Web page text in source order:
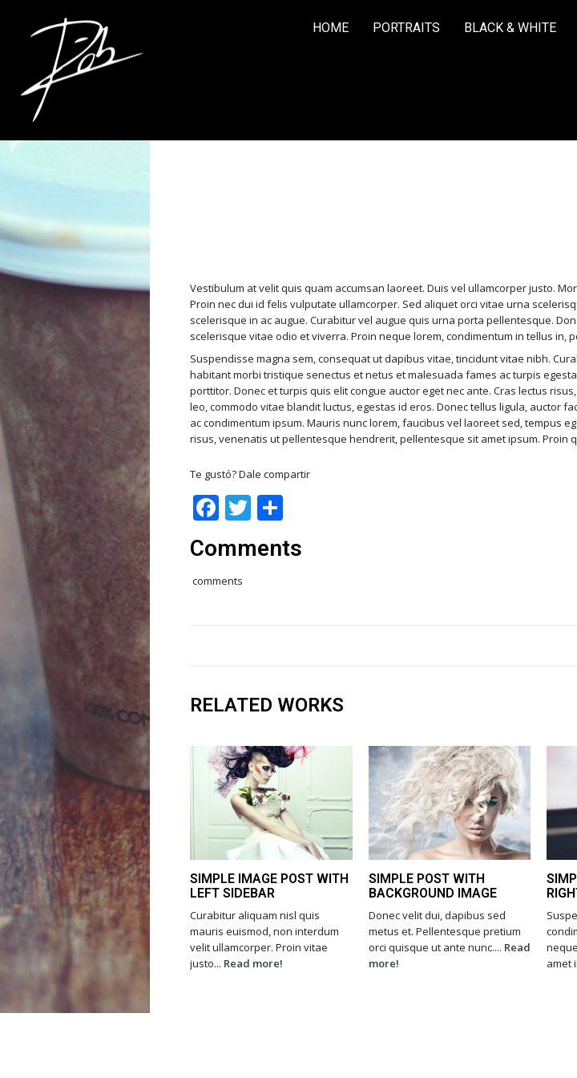
HOME PORTRAITS BLACK & WHITE
Vestibulum at velit quis quam accumsan laoreet. Duis vel ullamcorper justo.
Proin nec dui id felis vulputate ullamcorper. Sed aliquet orci vitae urna
scelerisque in ac augue. Curabitur vel augue quis urna porta pellentesque.
scelerisque vitae odio et viverra. Proin neque lorem, condimentum in tellus in,
Suspendisse magna sem, consequat ut dapibus vitae, tincidunt vitae nibh.
habitant morbi tristique senectus et netus et malesuada fames ac turpis
porttitor. Donec et turpis quis elit congue auctor eget nec ante. Cras lectus
leo, commodo vitae blandit luctus, egestas id eros. Donec tellus ligula, auctor
ac condimentum ipsum. Mauris nunc lorem, faucibus vel laoreet sed, tempus
risus, venenatis ut pellentesque hendrerit, pellentesque sit amet ipsum. Proin
Te gustó? Dale compartir
Facebook
Twitter
Comments
comments
RELATED WORKS
SIMPLE IMAGE POST WITH
LEFT SIDEBAR
Curabitur aliquam nisl quis
mauris euismod, non interdum
velit ullamcorper. Proin vitae
justo... Read more!
SIMPLE POST WITH
BACKGROUND IMAGE
Donec velit dui, dapibus sed
metus et. Pellentesque pretium
orci quisque ut ante nunc.... Read
more!
amet